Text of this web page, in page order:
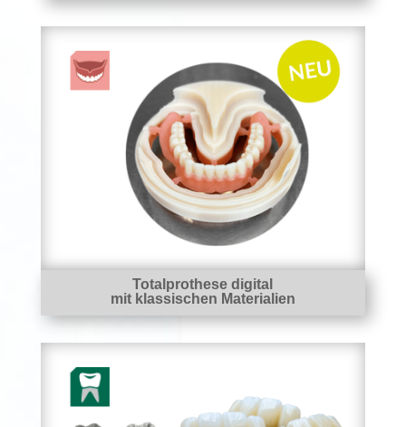
Totalprothese digital
mit klassischen Materialien